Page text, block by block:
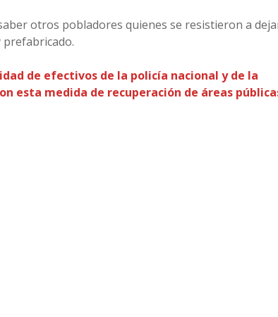
otros pobladores quienes se resistieron a
prefabricado.
de efectivos de la policía nacional y de la
esta medida de recuperación de áreas